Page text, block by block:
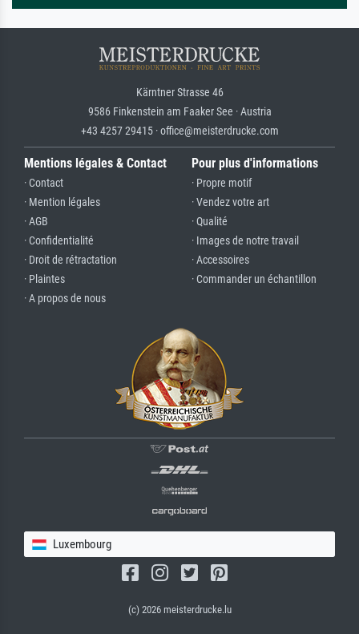
Kärntner Strasse 46
9586 Finkenstein am Faaker See · Austria
+43 4257 29415 · office@meisterdrucke.com
Mentions légales & Contact
· Contact
· Mention légales
· AGB
· Confidentialité
· Droit de rétractation
· Plaintes
· A propos de nous
Pour plus d'informations
· Propre motif
· Vendez votre art
· Qualité
· Images de notre travail
· Accessoires
· Commander un échantillon
Luxembourg
(c) 2026 meisterdrucke.lu